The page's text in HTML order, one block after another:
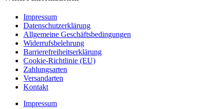
Impressum
Datenschutzerklärung
Allgemeine Geschäftsbedingungen
Widerrufsbelehrung
Barrierefreiheitserklärung
Cookie-Richtlinie (EU)
Zahlungsarten
Versandarten
Kontakt
Impressum